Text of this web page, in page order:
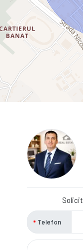
Telefon